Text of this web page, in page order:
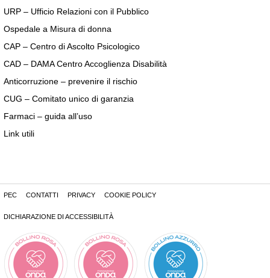
URP – Ufficio Relazioni con il Pubblico
Ospedale a Misura di donna
CAP – Centro di Ascolto Psicologico
CAD – DAMA Centro Accoglienza Disabilità
Anticorruzione – prevenire il rischio
CUG – Comitato unico di garanzia
Farmaci – guida all’uso
Link utili
PEC CONTATTI PRIVACY COOKIE POLICY
DICHIARAZIONE DI ACCESSIBILITÀ